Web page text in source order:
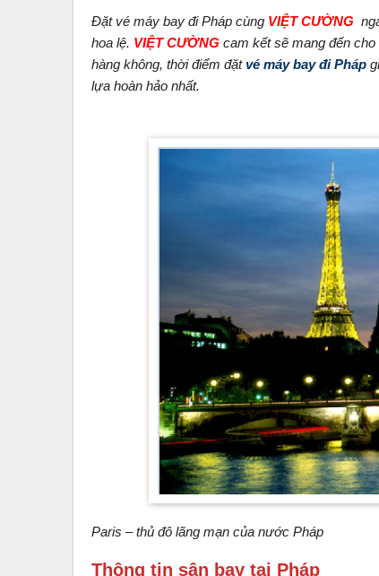
Đặt vé máy bay đi Pháp cùng VIỆT CƯỜNG
hoa lệ. VIỆT CƯỜNG cam kết sẽ mang đến
hàng không, thời điểm đặtvé máy bay đi Pháp
lựa hoàn hảo nhất.
Paris – thủ đô lãng mạn của nước Pháp
Thông tin sân bay tại Pháp